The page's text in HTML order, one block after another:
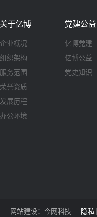
关于亿博
企业概况
组织架构
服务范围
荣誉资质
发展历程
办公环境
党建公益
亿博党建
亿博公益
党史知识
网站建设： 今网科技 隐私